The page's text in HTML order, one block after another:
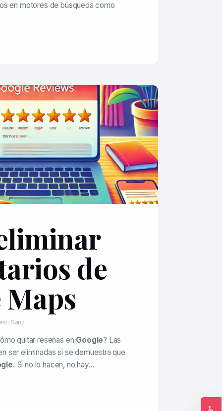
en motores de búsqueda como
de
Maps
Sanz
quitar reseñas en Google? Las
ser eliminadas si se demuestra que
Si no lo hacen, no hay…